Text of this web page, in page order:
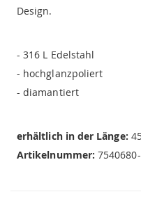
Design.
- 316 L Edelstahl
- hochglanzpoliert
- diamantiert
erhältlich in der Länge:
Artikelnummer: